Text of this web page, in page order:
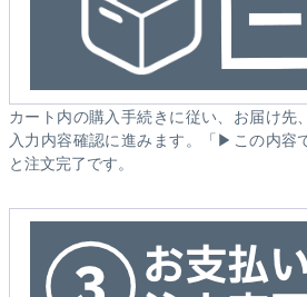
カート内の購入手続きに従い、お届け先
入力内容確認に進みます。「▶この内容
と注文完了です。